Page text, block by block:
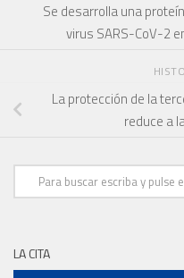
Se desarrolla una
virus SARS-CoV-2
La protección de la
reduce a
LA CITA